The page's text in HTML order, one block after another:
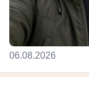
06.08.2026